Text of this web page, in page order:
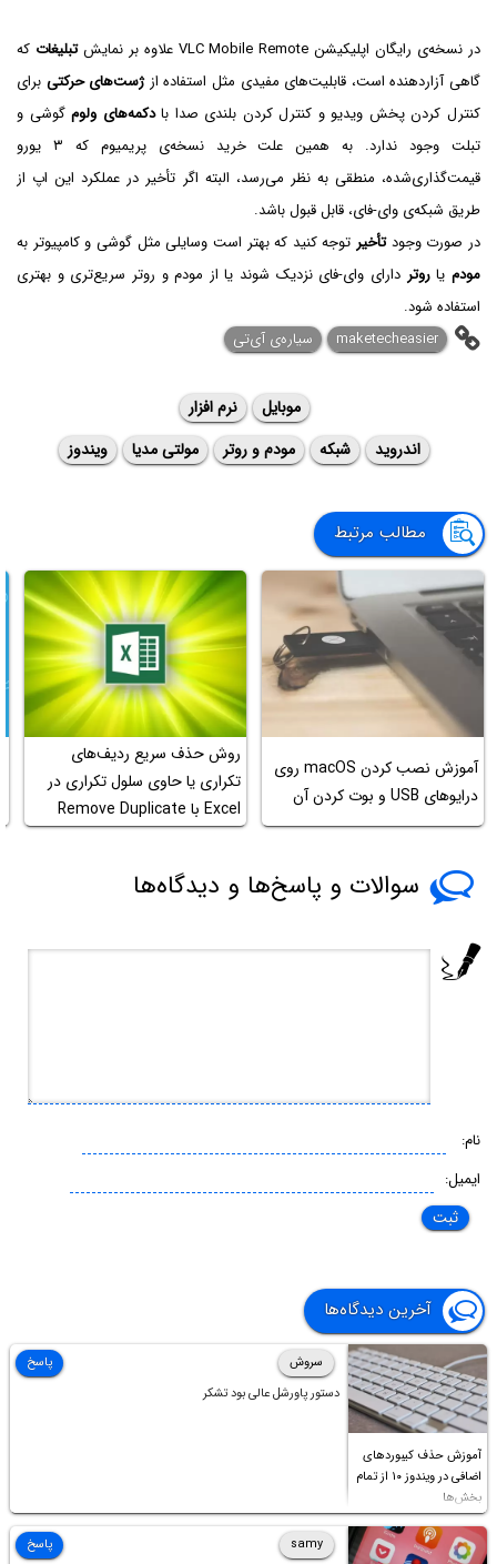
در نسخه‌ی رایگان اپلیکیشن VLC Mobile Remote علاوه بر نمایش تبلیغات که
گاهی آزاردهنده است، قابلیت‌های مفیدی مثل استفاده ازژست‌های حرکتی برای
کنترل کردن پخش ویدیو و کنترل کردن بلندی صدا بادکمه‌های ولومگوشی و
تبلت وجود ندارد. به همین علت خرید نسخه‌ی پریمیوم که ۳ یورو
قیمت‌گذاری‌شده، منطقی به نظر می‌رسد، البته اگر تأخیر در عملکرد این اپ از
طریق شبکه‌ی وای-فای، قابل قبول باشد.
در صورت وجودتأخیر توجه کنید که بهتر است وسایلی مثل گوشی و کامپیوتر به
مودمیاروتر دارای وای-فای نزدیک شوند یا از مودم و روتر سریع‌تری و بهتری
استفاده شود.
maketecheasier
سیاره‌ی آی‌تی
موبایل
نرم افزار
اندروید
شبکه مودم و روتر مولتی مدیا ویندوز
مطالب مرتبط
آموزش نصب کردن macOS روی
درایوهای USB و بوت کردن آن
روش حذف سریع ردیف‌های
تکراری یا حاوی سلول تکراری در
Excel با Remove Duplicate
سوالات و پاسخ‌ها و دیدگاه‌ها
نام:
ایمیل:
آخرین دیدگاه‌ها
آموزش حذف کیبوردهای
اضافی در ویندوز ۱۰ از تمام
بخش‌ها
سروش
دستور پاورشل عالی بود تشکر
پاسخ
samy
پاسخ